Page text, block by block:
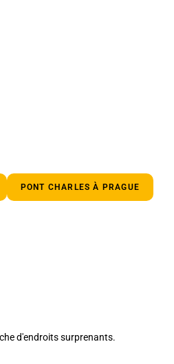
PONT CHARLES À PRAGUE
d'endroits surprenants.